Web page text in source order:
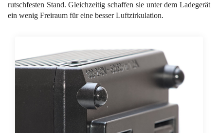
rutschfesten Stand. Gleichzeitig schaffen sie unter dem Ladegerät
ein wenig Freiraum für eine besser Luftzirkulation.